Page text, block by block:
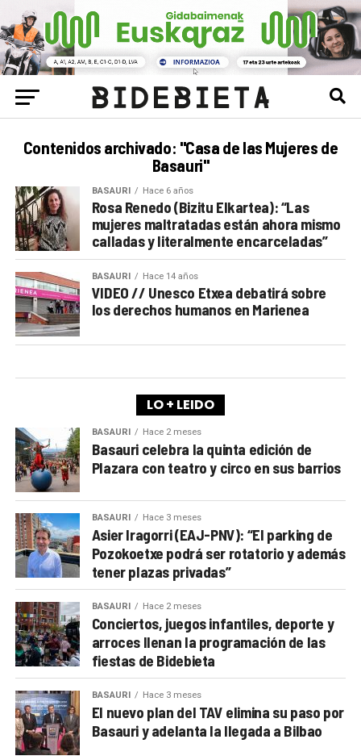
Contenidos archivado: "Casa de las Mujeres de
Basauri"
BASAURI Hace 6 años
Rosa Renedo (Bizitu Elkartea): “Las
mujeres maltratadas están ahora mismo
calladas y literalmente encarceladas”
BASAURI Hace 14 años
VIDEO // Unesco Etxea debatirá sobre
los derechos humanos en Marienea
LO + LEIDO
BASAURI Hace 2 meses
Basauri celebra la quinta edición de
Plazara con teatro y circo en sus barrios
BASAURI Hace 3 meses
Asier Iragorri (EAJ-PNV): “El parking de
Pozokoetxe podrá ser rotatorio y además
tener plazas privadas”
BASAURI Hace 2 meses
Conciertos, juegos infantiles, deporte y
arroces llenan la programación de las
fiestas de Bidebieta
BASAURI Hace 3 meses
El nuevo plan del TAV elimina su paso por
Basauri y adelanta la llegada a Bilbao